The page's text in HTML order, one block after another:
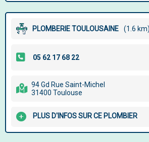
PLOMBERIE TOULOUSAINE (1.6 km)
94 Gd Rue Saint-Michel
31400 Toulouse
PLUS D'INFOS SUR CE PLOMBIER